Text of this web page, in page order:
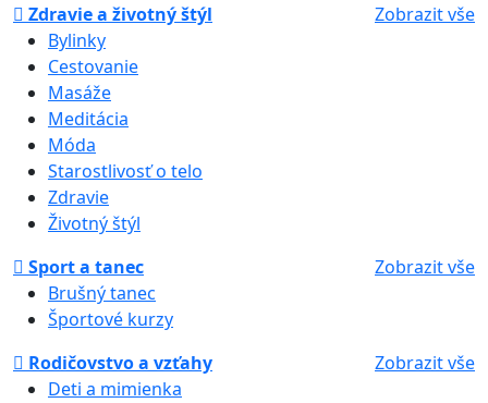
Zdravie a životný štýl
Zobrazit vše
Bylinky
Cestovanie
Masáže
Meditácia
Móda
Starostlivosť o telo
Zdravie
Životný štýl
Sport a tanec
Zobrazit vše
Brušný tanec
Športové kurzy
Rodičovstvo a vzťahy
Zobrazit vše
Deti a mimienka